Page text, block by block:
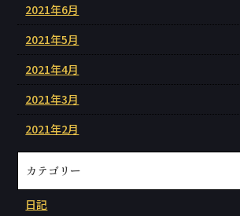
2021年6月
2021年5月
2021年4月
2021年3月
2021年2月
カテゴリー
日記